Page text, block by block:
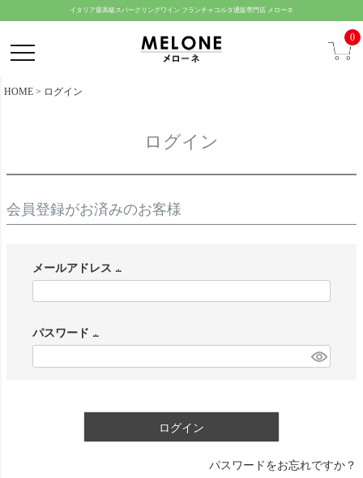
イタリア最高級スパークリングワイン フランチャコルタ通販専門店 メローネ
0
HOME ログイン
ログイン
会員登録がお済みのお客様
メールアドレス
(
須
)
パスワード
須
ログイン
パスワードをお忘れですか？
ジト
ップ